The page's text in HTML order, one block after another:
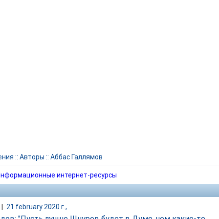
:: Авторы :: Аббас Галлямов
интернет-ресурсы
21 february 2020 г.,